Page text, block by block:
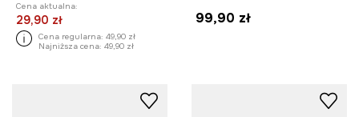
Cena aktualna:
29,90 zł
Cena regularna: 49,90 zł
Najniższa cena: 49,90 zł
99,90 zł